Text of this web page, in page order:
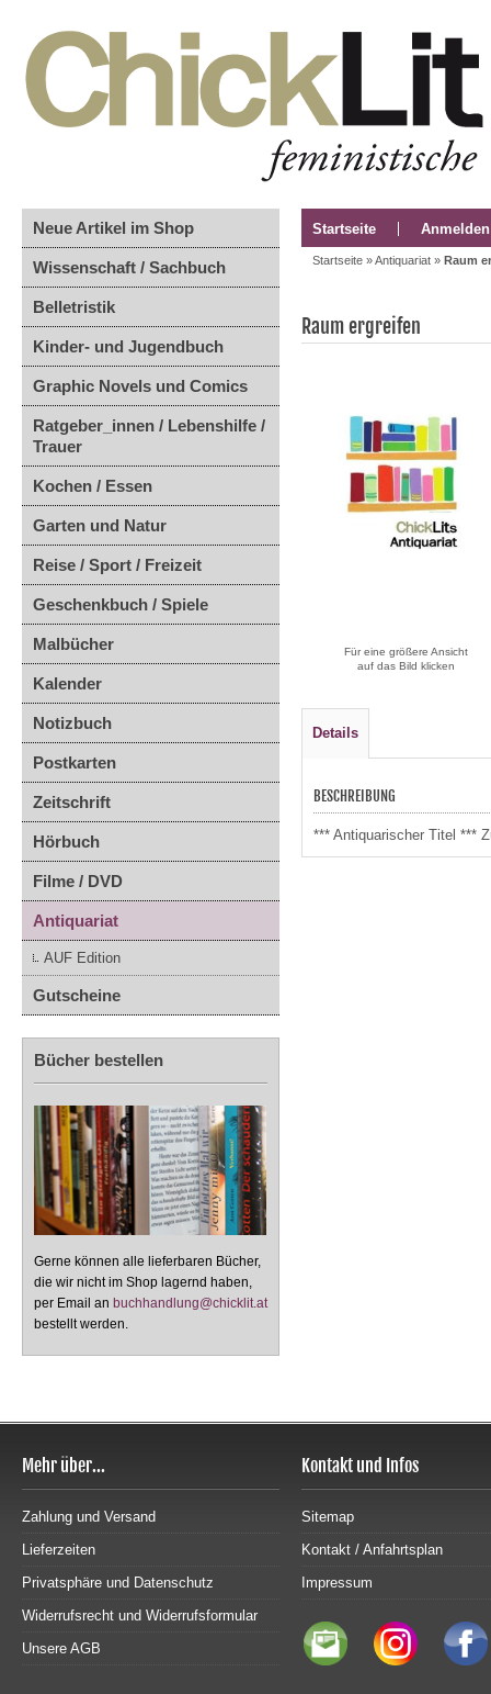
Neue Artikel im Shop
Wissenschaft / Sachbuch
Belletristik
Kinder- und Jugendbuch
Graphic Novels und Comics
Ratgeber_innen / Lebenshilfe /
Trauer
Kochen / Essen
Garten und Natur
Reise / Sport / Freizeit
Geschenkbuch / Spiele
Malbücher
Kalender
Notizbuch
Postkarten
Zeitschrift
Hörbuch
Filme / DVD
Antiquariat
AUF Edition
Gutscheine
Bücher bestellen
Gerne können alle lieferbaren Bücher,
die wir nicht im Shop lagernd haben,
per Email an buchhandlung@chicklit.at
bestellt werden.
Startseite Anmelden
Startseite »Antiquariat » Raum
Raum ergreifen
Für eine größere Ansicht
auf das Bild klicken
Details
BESCHREIBUNG
*** Antiquarischer Titel ***
Mehr über...
Zahlung und Versand
Lieferzeiten
Privatsphäre und Datenschutz
Widerrufsrecht und Widerrufsformular
Unsere AGB
Kontakt und Infos
Sitemap
Kontakt / Anfahrtsplan
Impressum